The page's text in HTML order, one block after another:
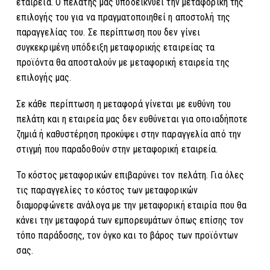
επιλογής του για να πραγματοποιηθεί η αποστολή της
παραγγελίας του. Σε περίπτωση που δεν γίνει
συγκεκριμένη υπόδειξη μεταφορικής εταιρείας τα
προϊόντα θα αποσταλούν με μεταφορική εταιρεία της
επιλογής μας.
Σε κάθε περίπτωση η μεταφορά γίνεται με ευθύνη του
πελάτη και η εταιρεία μας δεν ευθύνεται για οποιαδήποτε
ζημιά ή καθυστέρηση προκύψει στην παραγγελία από την
στιγμή που παραδοθούν στην μεταφορική εταιρεία.
Το κόστος μεταφορικών επιβαρύνει τον πελάτη. Για όλες
τις παραγγελίες το κόστος των μεταφορικών
διαμορφώνετε ανάλογα με την μεταφορική εταιρία που θα
κάνει την μεταφορά των εμπορευμάτων όπως επίσης τον
τόπο παράδοσης, τον όγκο και το βάρος των προϊόντων
σας.